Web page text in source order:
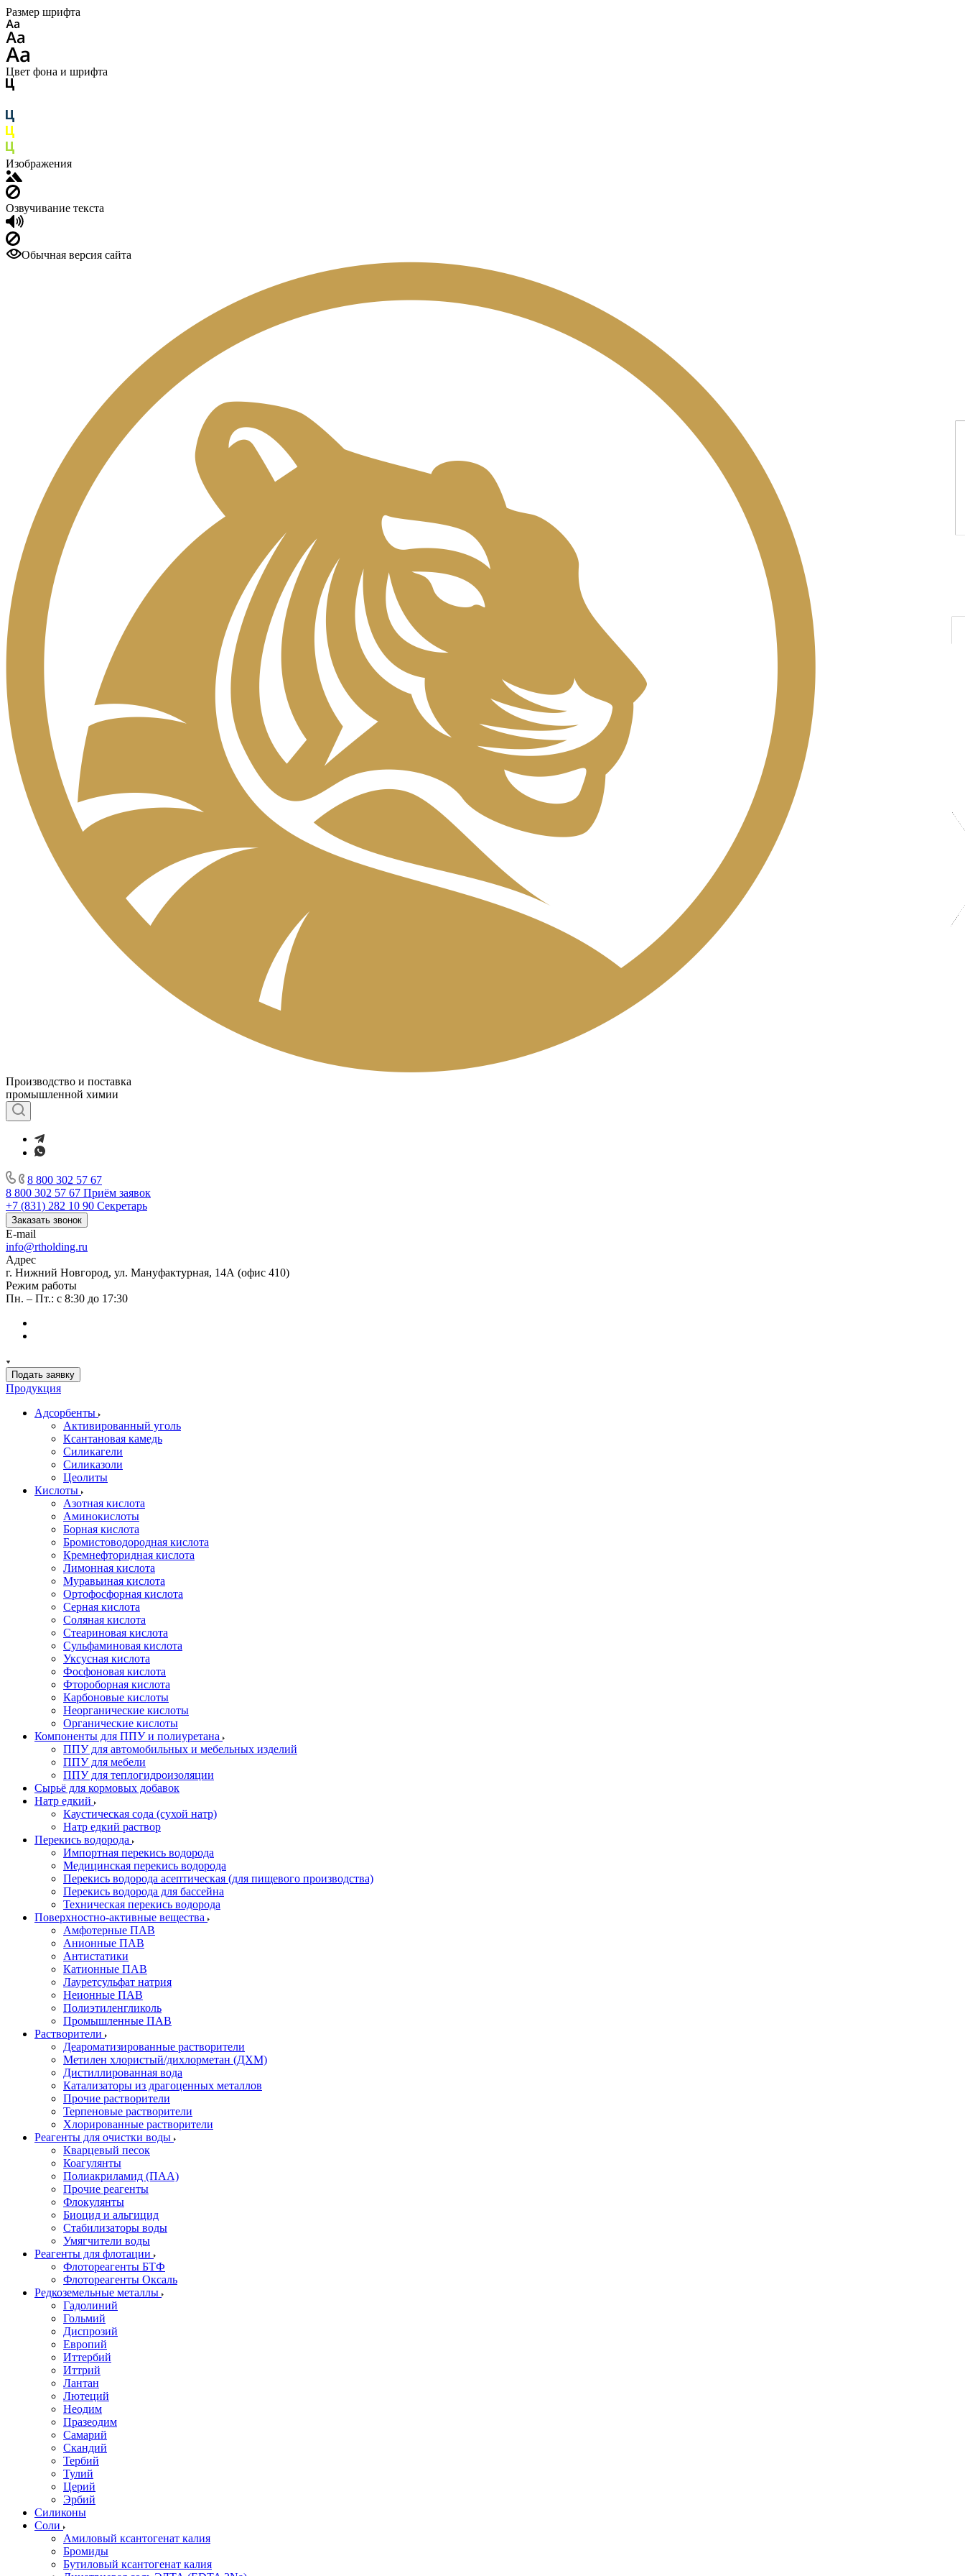
Размер шрифта
Цвет фона и шрифта
Изображения
Озвучивание текста
Обычная версия сайта
Производство и поставка
промышленной химии
8 800 302 57 67
8 800 302 57 67 Приём заявок
+7 (831) 282 10 90 Секретарь
Заказать звонок
E-mail
info@rtholding.ru
Адрес
г. Нижний Новгород, ул. Мануфактурная, 14А (офис 410)
Режим работы
Пн. – Пт.: с 8:30 до 17:30
Подать заявку
Продукция
Адсорбенты
Активированный уголь
Ксантановая камедь
Силикагели
Силиказоли
Цеолиты
Кислоты
Азотная кислота
Аминокислоты
Борная кислота
Бромистоводородная кислота
Кремнефторидная кислота
Лимонная кислота
Муравьиная кислота
Ортофосфорная кислота
Серная кислота
Соляная кислота
Стеариновая кислота
Сульфаминовая кислота
Уксусная кислота
Фосфоновая кислота
Фтороборная кислота
Карбоновые кислоты
Неорганические кислоты
Органические кислоты
Компоненты для ППУ и полиуретана
ППУ для автомобильных и мебельных изделий
ППУ для мебели
ППУ для теплогидроизоляции
Сырьё для кормовых добавок
Натр едкий
Каустическая сода (сухой натр)
Натр едкий раствор
Перекись водорода
Импортная перекись водорода
Медицинская перекись водорода
Перекись водорода асептическая (для пищевого производства)
Перекись водорода для бассейна
Техническая перекись водорода
Поверхностно-активные вещества
Амфотерные ПАВ
Анионные ПАВ
Антистатики
Катионные ПАВ
Лауретсульфат натрия
Неионные ПАВ
Полиэтиленгликоль
Промышленные ПАВ
Растворители
Деароматизированные растворители
Метилен хлористый/дихлорметан (ДХМ)
Дистиллированная вода
Катализаторы из драгоценных металлов
Прочие растворители
Терпеновые растворители
Хлорированные растворители
Реагенты для очистки воды
Кварцевый песок
Коагулянты
Полиакриламид (ПАА)
Прочие реагенты
Флокулянты
Биоцид и альгицид
Стабилизаторы воды
Умягчители воды
Реагенты для флотации
Флотореагенты БТФ
Флотореагенты Оксаль
Редкоземельные металлы
Гадолиний
Гольмий
Диспрозий
Европий
Иттербий
Иттрий
Лантан
Лютеций
Неодим
Празеодим
Самарий
Скандий
Тербий
Тулий
Церий
Эрбий
Силиконы
Соли
Амиловый ксантогенат калия
Бромиды
Бутиловый ксантогенат калия